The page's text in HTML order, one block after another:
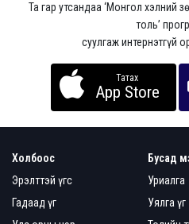
Та гар утсандаа ‘Монгол хэлний
толь’
суулгаж интернэтгүй
Татах
App Store
Холбоос
Эрэлттэй үгс
Гадаад үг
Бусад
Уриалга
Уялга үг